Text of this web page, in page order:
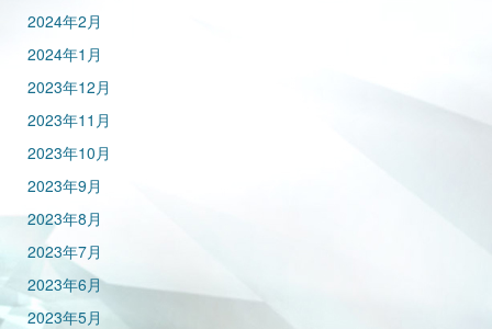
2024年2月
2024年1月
2023年12月
2023年11月
2023年10月
2023年9月
2023年8月
2023年7月
2023年6月
2023年5月